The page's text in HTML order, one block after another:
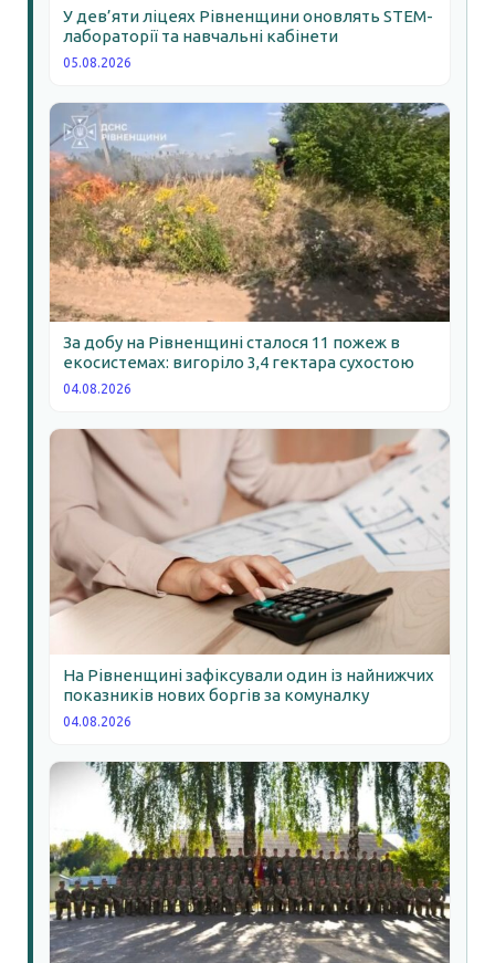
У дев’яти ліцеях Рівненщини оновлять STEM-
лабораторії та навчальні кабінети
05.08.2026
За добу на Рівненщині сталося 11 пожеж в
екосистемах: вигоріло 3,4 гектара сухостою
04.08.2026
На Рівненщині зафіксували один із найнижчих
показників нових боргів за комуналку
04.08.2026